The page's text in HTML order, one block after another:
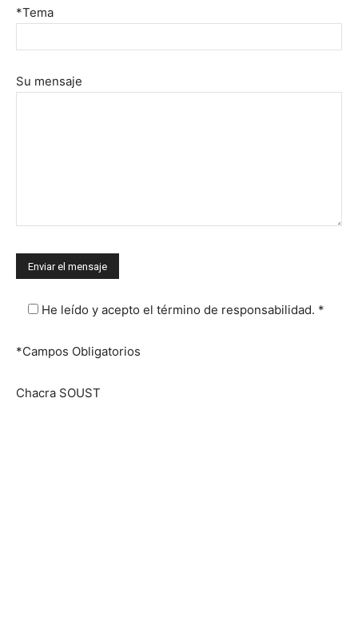
*Tema
Su mensaje
He leído y acepto el término de responsabilidad. *
*Campos Obligatorios
Chacra SOUST